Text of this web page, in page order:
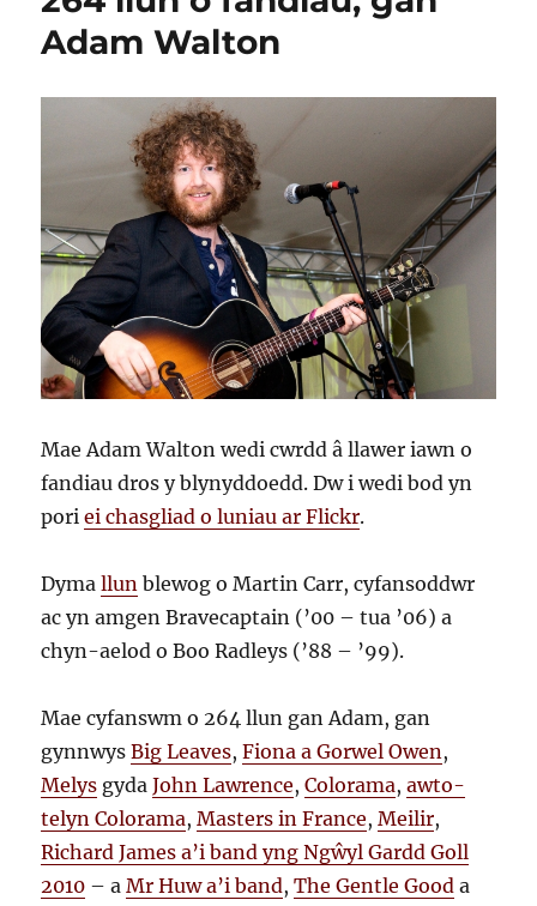
Adam Walton
Mae Adam Walton wedi cwrdd â llawer iawn o
fandiau dros y blynyddoedd. Dw i wedi bod yn
poriei chasgliad o luniau ar Flickr.
Dymallun blewog o Martin Carr, cyfansoddwr
ac yn amgen Bravecaptain (’00 – tua ’06) a
chyn-aelod o Boo Radleys (’88 – ’99).
Mae cyfanswm o 264 llun gan Adam, gan
gynnwysBig Leaves,Fiona a Gorwel Owen,
Melys gydaJohn Lawrence,Colorama,awto-
telyn Colorama,Masters in France,Meilir,
Richard James a’i band yng Ngŵyl Gardd Goll
2010 – aMr Huw a’i band,The Gentle Good a